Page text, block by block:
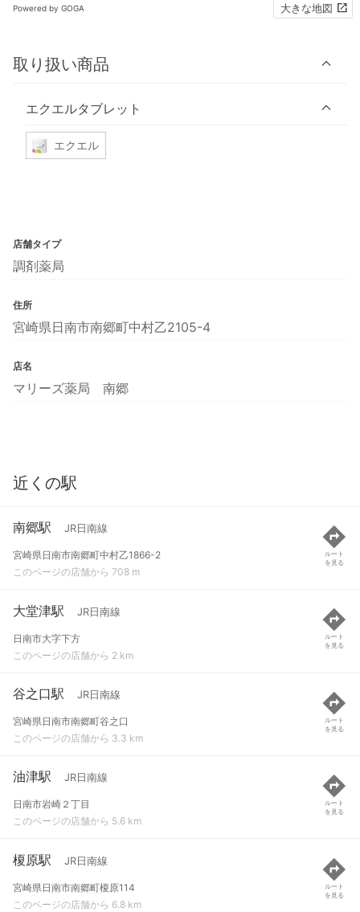
Powered by GOGA 大きな地図
取り扱い商品
エクエルタブレット
エクエル
店舗タイプ
調剤薬局
住所
宮崎県日南市南郷町中村乙2105-4
店名
マリーズ薬局 南郷
近くの駅
南郷駅 JR日南線
宮崎県日南市南郷町中村乙1866-2
このページの店舗から 708 m
ルート
を見る
大堂津駅 JR日南線
日南市大字下方
このページの店舗から 2 km
ルート
を見る
谷之口駅 JR日南線
宮崎県日南市南郷町谷之口
このページの店舗から 3.3 km
ルート
を見る
油津駅 JR日南線
日南市岩崎２丁目
このページの店舗から 5.6 km
ルート
を見る
榎原駅 JR日南線
宮崎県日南市南郷町榎原114
このページの店舗から 6.8 km
ルート
を見る